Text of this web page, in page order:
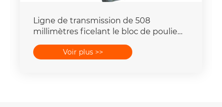
Ligne de transmission de 508
millimètres ficelant le bloc de poulie
avec fondre les rouleaux
Voir plus >>